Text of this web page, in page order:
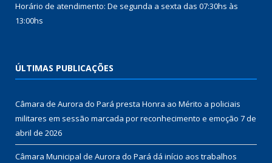
Horário de atendimento: De segunda a sexta das 07:30hs às
13:00hs
ÚLTIMAS PUBLICAÇÕES
Câmara de Aurora do Pará presta Honra ao Mérito a policiais
militares em sessão marcada por reconhecimento e emoção 7 de
abril de 2026
Câmara Municipal de Aurora do Pará dá início aos trabalhos